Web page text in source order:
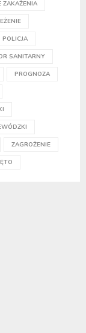
ZAKAŻENIA
POLICJA
SANITARNY
PROGNOZA
ZAGROŻENIE